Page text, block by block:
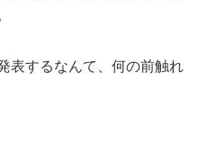
表するなんて、何の前触れ